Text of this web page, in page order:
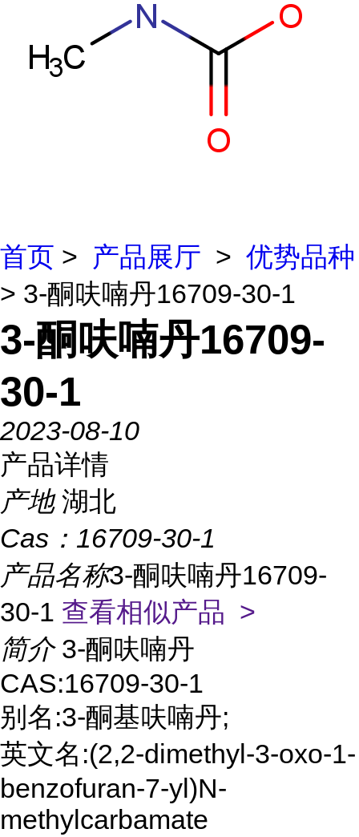
首页 > 产品展厅 > 优势品种
> 3-酮呋喃丹16709-30-1
3-酮呋喃丹16709-
30-1
2023-08-10
产品详情
产地 湖北
Cas： 16709-30-1
产品名称3-酮呋喃丹16709-
30-1 查看相似产品 >
简介 3-酮呋喃丹
CAS:16709-30-1
别名:3-酮基呋喃丹;
英文名:(2,2-dimethyl-3-oxo-1-
benzofuran-7-yl)N-
methylcarbamate